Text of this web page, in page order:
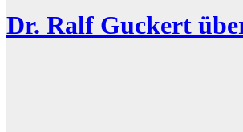
Dr. Ralf Guckert